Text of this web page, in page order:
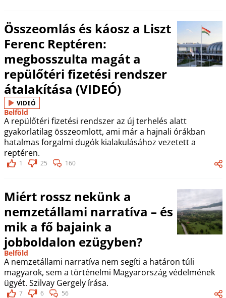
Összeomlás és káosz a Liszt
Ferenc Reptéren:
megbosszulta magát a
repülőtéri fizetési rendszer
átalakítása (VIDEÓ)
VIDEÓ
Belföld
A repülőtéri fizetési rendszer az új terhelés alatt
gyakorlatilag összeomlott, ami már a hajnali órákban
hatalmas forgalmi dugók kialakulásához vezetett a
reptéren.
1 25 160
Miért rossz nekünk a
nemzetállami narratíva – és
mik a fő bajaink a
jobboldalon ezügyben?
Belföld
A nemzetállami narratíva nem segíti a határon túli
magyarok, sem a történelmi Magyarország védelmének
ügyét. Szilvay Gergely írása.
7 6 56